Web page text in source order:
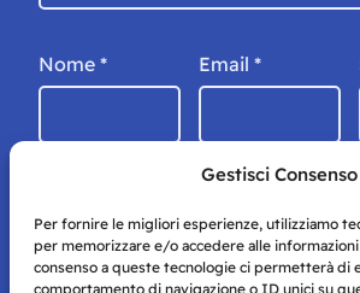
Gestisci Consenso
Per fornire le migliori esperienze, utilizziamo
per memorizzare e/o accedere alle
consenso a queste tecnologie ci permetterà di
comportamento di navigazione o ID unici su
Nome * Email *